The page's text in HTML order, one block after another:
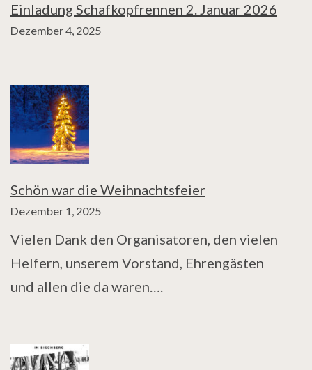
Einladung Schafkopfrennen 2. Januar 2026
Dezember 4, 2025
Schön war die Weihnachtsfeier
Dezember 1, 2025
Vielen Dank den Organisatoren, den vielen
Helfern, unserem Vorstand, Ehrengästen
und allen die da waren….